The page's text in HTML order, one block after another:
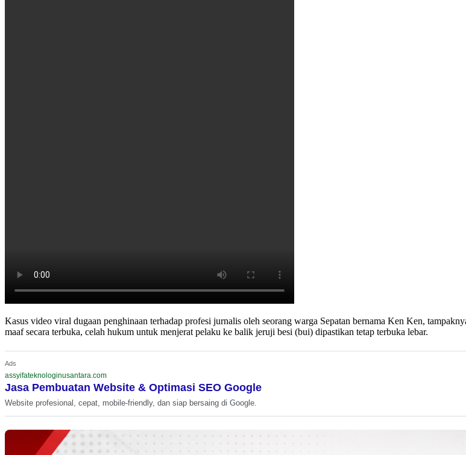
Kasus video viral dugaan penghinaan terhadap profesi jurnalis oleh seorang warga Sepatan bernama Ken Ken,
maaf secara terbuka, celah hukum untuk menjerat pelaku ke balik jeruji besi (bui) dipastikan tetap terbuka lebar.
Ads
assyifateknologinusantara.com
Jasa Pembuatan Website & Optimasi SEO Google
Website profesional, cepat, mobile-friendly, dan siap bersaing di Google.